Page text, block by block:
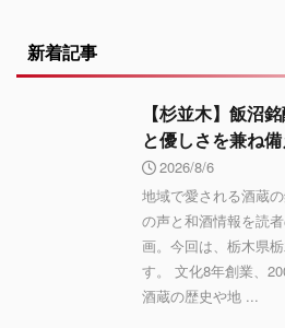
新着記事
【杉並木】飯沼
と優しさを兼ね
2026/8/6
地域で愛される酒蔵
の声と和酒情報を読
画。今回は、栃木県
す。 文化8年創業、
酒蔵の歴史や地 ...